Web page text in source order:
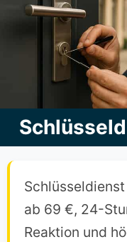
ab 69 €, 24-
Reaktion und